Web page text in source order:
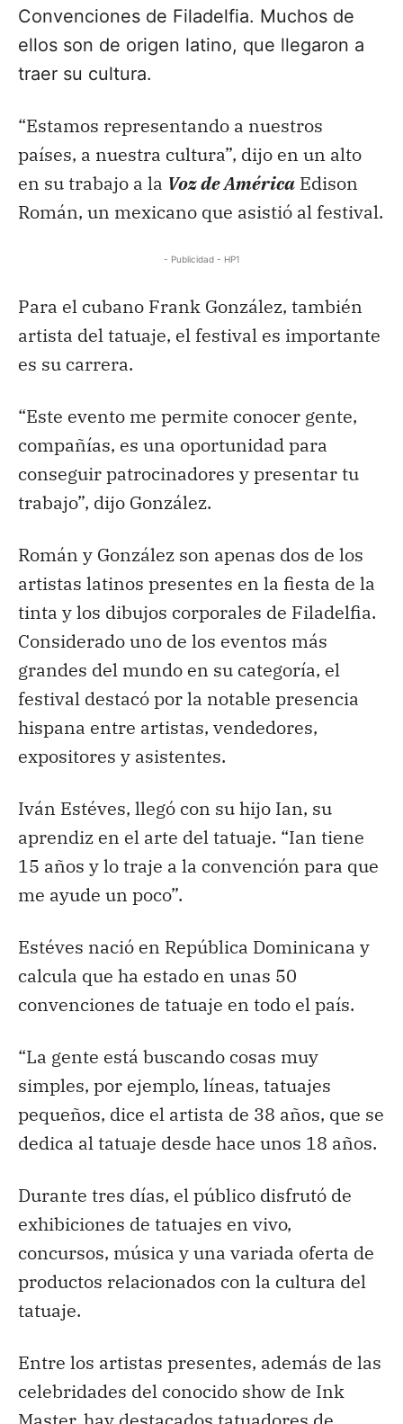
Convenciones de Filadelfia. Muchos de
ellos son de origen latino, que llegaron a
traer su cultura.
“Estamos representando a nuestros
países, a nuestra cultura”, dijo en un alto
en su trabajo a la Voz de América Edison
Román, un mexicano que asistió al festival.
- Publicidad - HP1
Para el cubano Frank González, también
artista del tatuaje, el festival es importante
es su carrera.
“Este evento me permite conocer gente,
compañías, es una oportunidad para
conseguir patrocinadores y presentar tu
trabajo”, dijo González.
Román y González son apenas dos de los
artistas latinos presentes en la fiesta de la
tinta y los dibujos corporales de Filadelfia.
Considerado uno de los eventos más
grandes del mundo en su categoría, el
festival destacó por la notable presencia
hispana entre artistas, vendedores,
expositores y asistentes.
Iván Estéves, llegó con su hijo Ian, su
aprendiz en el arte del tatuaje. “Ian tiene
15 años y lo traje a la convención para que
me ayude un poco”.
Estéves nació en República Dominicana y
calcula que ha estado en unas 50
convenciones de tatuaje en todo el país.
“La gente está buscando cosas muy
simples, por ejemplo, líneas, tatuajes
pequeños, dice el artista de 38 años, que se
dedica al tatuaje desde hace unos 18 años.
Durante tres días, el público disfrutó de
exhibiciones de tatuajes en vivo,
concursos, música y una variada oferta de
productos relacionados con la cultura del
tatuaje.
Entre los artistas presentes, además de las
celebridades del conocido show de Ink